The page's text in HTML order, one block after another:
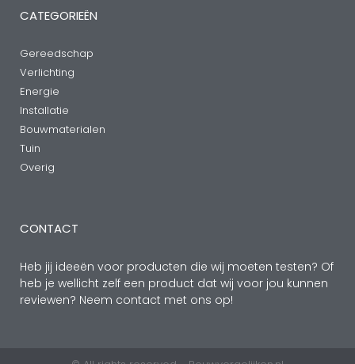
CATEGORIEËN
Gereedschap
Verlichting
Energie
Installatie
Bouwmaterialen
Tuin
Overig
CONTACT
Heb jij ideeën voor producten die wij moeten testen? Of
heb je wellicht zelf een product dat wij voor jou kunnen
reviewen? Neem contact met ons op!